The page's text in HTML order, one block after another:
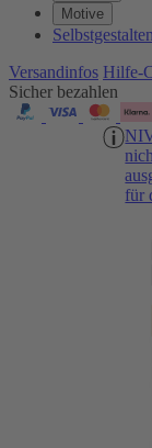
Motive
Selbstgestalten
Versandinfos Hilfe-
Sicher bezahlen
für